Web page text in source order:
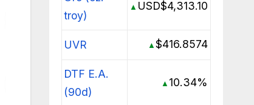
troy)
▲ USD$4,313.10
UVR ▲$416.8574
DTF E.A.
(90d)
▲ 10.34%